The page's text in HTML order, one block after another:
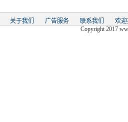
关于我们 广告服务 联系我们
欢
Copyright 2017